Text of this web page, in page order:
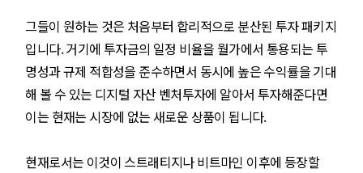
그들이 원하는 것은 처음부터 합리적으로 분산된 투자 패키지
입니다. 거기에 투자금의 일정 비율을 월가에서 통용되는 투
명성과 규제 적합성을 준수하면서 동시에 높은 수익률을 기대
해 볼 수 있는 디지털 자산 벤처투자에 알아서 투자해준다면
이는 현재는 시장에 없는 새로운 상품이 됩니다.
현재로서는 이것이 스트래티지나 비트마인 이후에 등장할